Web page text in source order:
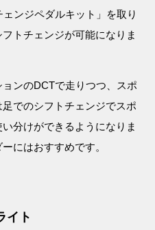
ンジペダルキット」を取り
トチェンジが可能になりま
ンのDCTで走りつつ、スポ
でのシフトチェンジでスポ
分けができるようになりま
にはおすすめです。
イト